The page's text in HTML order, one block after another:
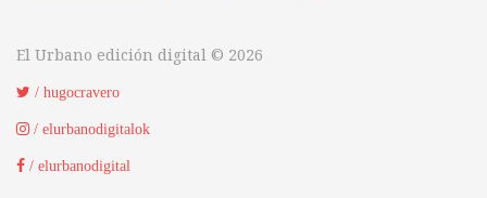
El Urbano edición digital © 2026
/ hugocravero
/ elurbanodigitalok
/ elurbanodigital